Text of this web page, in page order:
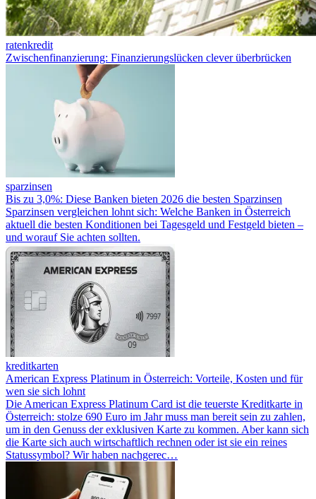
ratenkredit
Zwischenfinanzierung: Finanzierungslücken clever überbrücken
sparzinsen
Bis zu 3,0%: Diese Banken bieten 2026 die besten Sparzinsen
Sparzinsen vergleichen lohnt sich: Welche Banken in Österreich
aktuell die besten Konditionen bei Tagesgeld und Festgeld bieten –
und worauf Sie achten sollten.
kreditkarten
American Express Platinum in Österreich: Vorteile, Kosten und für
wen sie sich lohnt
Die American Express Platinum Card ist die teuerste Kreditkarte in
Österreich: stolze 690 Euro im Jahr muss man bereit sein zu zahlen,
um in den Genuss der exklusiven Karte zu kommen. Aber kann sich
die Karte sich auch wirtschaftlich rechnen oder ist sie ein reines
Statussymbol? Wir haben nachgerec…